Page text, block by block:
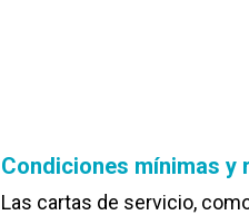
Condiciones mínimas y
Las cartas de servicio,